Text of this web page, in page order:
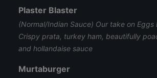
Plaster Blaster
(Normal/Indian Sauce) Our take on Eggs
Crispy prata, turkey ham, beautifully
and hollandaise sauce
Murtaburger